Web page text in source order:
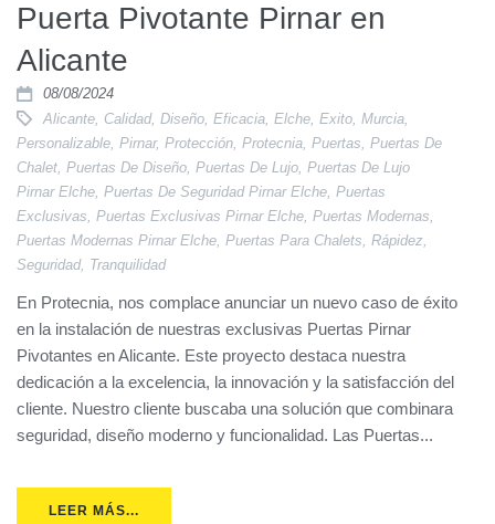
Puerta Pivotante Pirnar en
Alicante
08/08/2024
Alicante Calidad, Diseño Eficacia Elche Exito Murcia
Personalizable, Pirnar, Protección, Protecnia, Puertas, Puertas De
Chalet, Puertas De Diseño, Puertas De Lujo, Puertas De Lujo
Pirnar Elche, Puertas De Seguridad Pirnar Elche, Puertas
Exclusivas, Puertas Exclusivas Pirnar Elche, Puertas Modernas,
Puertas Modernas Pirnar Elche, Puertas Para Chalets, Rápidez,
Seguridad, Tranquilidad
En Protecnia, nos complace anunciar un nuevo caso de éxito
en la instalación de nuestras exclusivas Puertas Pirnar
Pivotantes en Alicante. Este proyecto destaca nuestra
dedicación a la excelencia, la innovación y la satisfacción del
cliente. Nuestro cliente buscaba una solución que combinara
seguridad, diseño moderno y funcionalidad. Las Puertas...
LEER MÁS...